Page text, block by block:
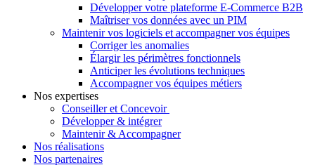
Développer votre plateforme E-Commerce B2B
Maîtriser vos données avec un PIM
Maintenir vos logiciels et accompagner vos équipes
Corriger les anomalies
Élargir les périmètres fonctionnels
Anticiper les évolutions techniques
Accompagner vos équipes métiers
Nos expertises
Conseiller et Concevoir
Développer & intégrer
Maintenir & Accompagner
Nos réalisations
Nos partenaires